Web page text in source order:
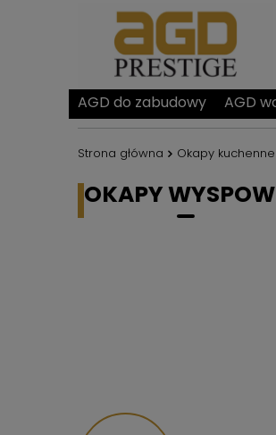
AGD do zabudowy AGD
Strona główna Okapy kuchenne
OKAPY